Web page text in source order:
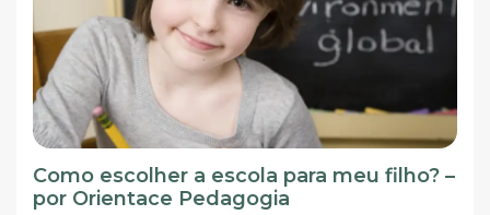
Como escolher a escola para meu filho? –
por Orientace Pedagogia